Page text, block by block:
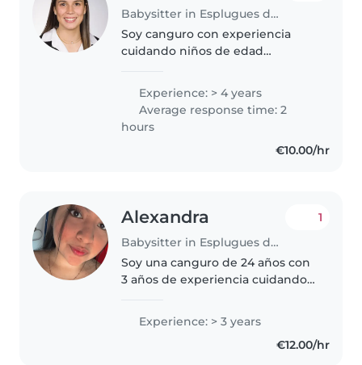
Babysitter in Esplugues de Llobregat
Soy canguro con experiencia
cuidando niños de edad
años entrenadora de diferentes
edades. Titulada en Ciencias de
la Actividad Física y el deporte y
cursando..
Experience: > 4 years
Average response time: 2
hours
€10.00/hr
Alexandra
Babysitter in Esplugues de Llobregat
1
Soy una canguro de 24 años con
3 años de experiencia cuidando
bebés hasta escolares. Soy
responsable, empática y
amigable. Puedo ayudar a los
Experience: > 3 years
€12.00/hr